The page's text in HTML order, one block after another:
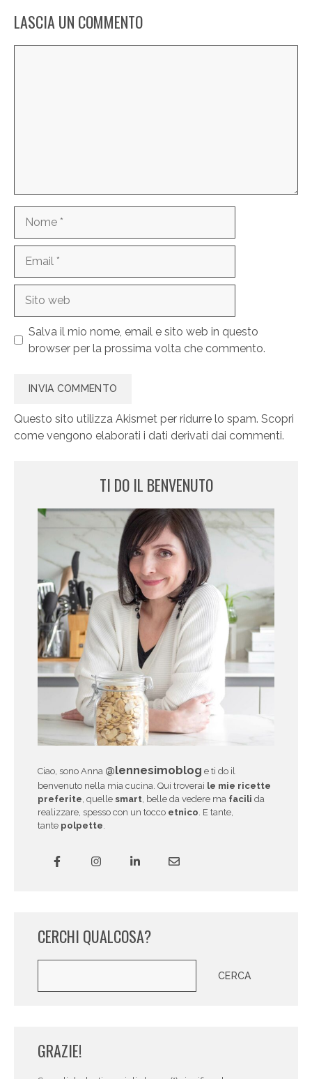
LASCIA UN COMMENTO
web
Salva il mio nome, email e sito web in questo
browser per la prossima volta che commento.
Questo sito utilizza Akismet per ridurre lo spam. Scopri
come vengono elaborati i dati derivati dai commenti.
TI DO IL BENVENUTO
Ciao, sono Anna @lennesimoblog e ti do il
benvenuto nella mia cucina. Qui troverai le mie ricette
preferite , quelle smart , belle da vedere ma facili da
realizzare, spesso con un tocco etnico . E tante,
tante polpette
CERCHI QUALCOSA?
CERCA
GRAZIE!